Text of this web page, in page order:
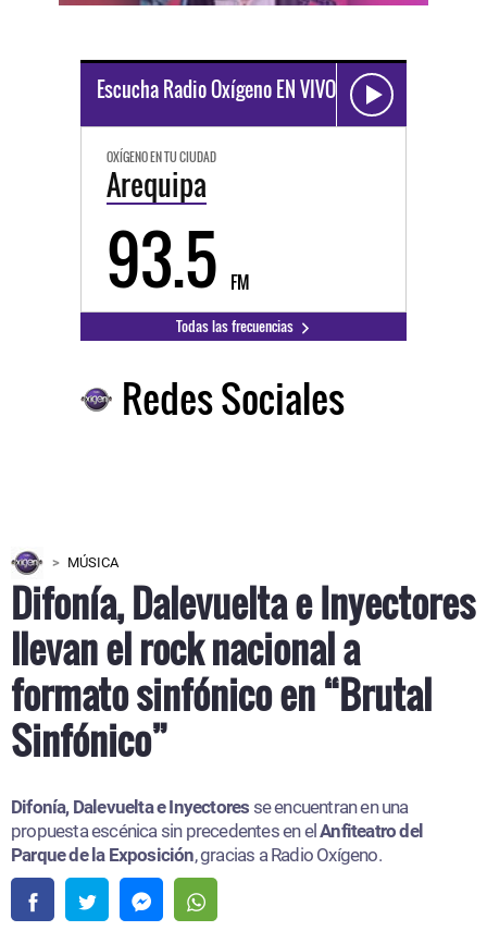
Escucha Radio Oxígeno EN VIVO
OXÍGENO EN TU CIUDAD
Arequipa
93.5 FM
Todas las frecuencias
Redes Sociales
MÚSICA
Difonía, Dalevuelta e Inyectores
llevan el rock nacional a
formato sinfónico en “Brutal
Sinfónico”
Difonía, Dalevuelta e Inyectores se encuentran en una
propuesta escénica sin precedentes en elAnfiteatro del
Parque de la Exposición, gracias a Radio Oxígeno.